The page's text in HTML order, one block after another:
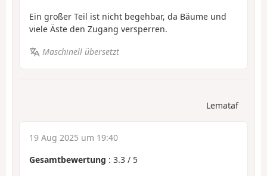
Ein großer Teil ist nicht begehbar, da Bäume und
viele Äste den Zugang versperren.
Maschinell übersetzt
Lemataf
19 Aug 2025 um 19:40
Gesamtbewertung : 3.3 / 5